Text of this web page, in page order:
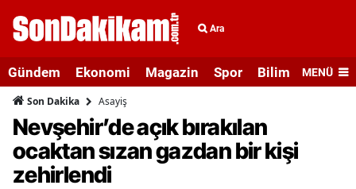
Ara
Gündem Ekonomi Magazin Spor Bilim veMENÜ
Son Dakika Asayiş
Nevşehir’de açık bırakılan
ocaktan sızan gazdan bir kişi
zehirlendi